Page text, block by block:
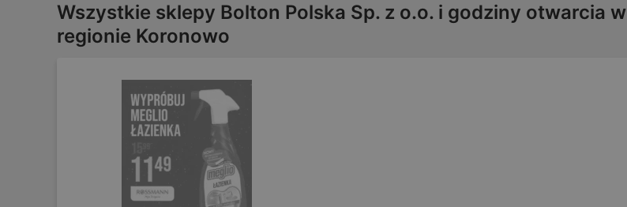
Wszystkie sklepy Bolton Polska Sp. z o.o. i godziny otwarcia w
regionie Koronowo